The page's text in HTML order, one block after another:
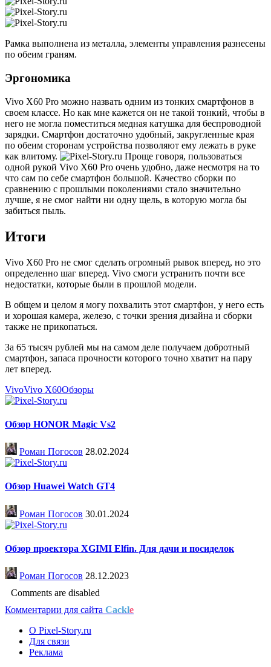
Рамка выполнена из металла, элементы управления разнесены
по обеим граням.
Эргономика
Vivo X60 Pro можно назвать одним из тонких смартфонов в
своем классе. Но как мне кажется он не такой тонкий, чтобы в
него не могла поместиться медная катушка для беспроводной
зарядки. Смартфон достаточно удобный, закругленные края
по обеим сторонам устройства позволяют ему лежать в руке
как влитому.
Проще говоря, пользоваться
одной рукой Vivo X60 Pro очень удобно, даже несмотря на то
что сам по себе смартфон большой. Качество сборки по
сравнению с прошлыми поколениями стало значительно
лучше, я не смог найти ни одну щель, в которую могла бы
забиться пыль.
Итоги
Vivo X60 Pro не смог сделать огромный рывок вперед, но это
определенно шаг вперед. Vivo смоги устранить почти все
недостатки, которые были в прошлой модели.
В общем и целом я могу похвалить этот смартфон, у него есть
и хорошая камера, железо, с точки зрения дизайна и сборки
также не прикопаться.
За 65 тысяч рублей мы на самом деле получаем добротный
смартфон, запаса прочности которого точно хватит на пару
лет вперед.
VivoVivo X60Обзоры
Обзор HONOR Magic Vs2
Роман Погосов 28.02.2024
Обзор Huawei Watch GT4
Роман Погосов 30.01.2024
Обзор проектора XGIMI Elfin. Для дачи и посиделок
Роман Погосов 28.12.2023
Comments are disabled
Комментарии для сайта Cackle
О Pixel-Story.ru
Для связи
Реклама